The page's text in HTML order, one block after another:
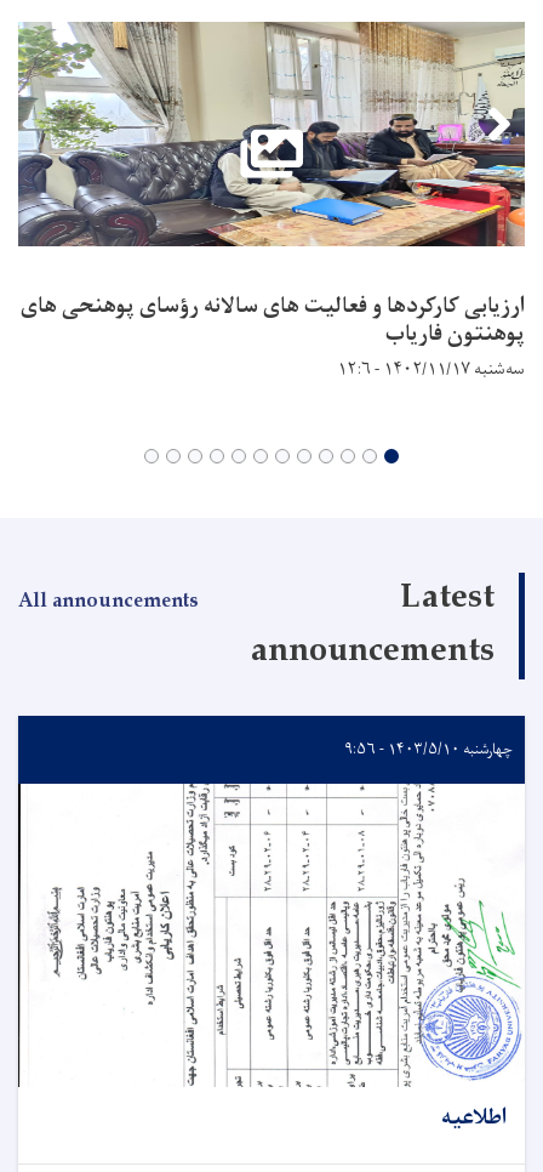
ارزیابی کارکردها و فعالیت های سالانه رؤسای پوهنحی های
پوهنتون فاریاب
سه‌شنبه ۱۴۰۲/۱۱/۱۷ - ۱۲:۶
Latest
announcements
All announcements
چهارشنبه ۱۴۰۳/۵/۱۰ - ۹:۵۶
اطلاعیه